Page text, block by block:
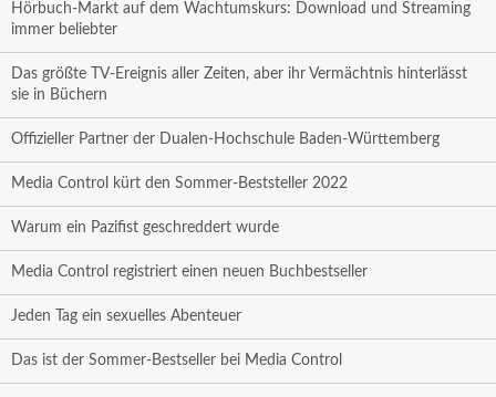
Hörbuch-Markt auf dem Wachtumskurs: Download und Streaming
immer beliebter
Das größte TV-Ereignis aller Zeiten, aber ihr Vermächtnis hinterlässt
sie in Büchern
Offizieller Partner der Dualen-Hochschule Baden-Württemberg
Media Control kürt den Sommer-Beststeller 2022
Warum ein Pazifist geschreddert wurde
Media Control registriert einen neuen Buchbestseller
Jeden Tag ein sexuelles Abenteuer
Das ist der Sommer-Bestseller bei Media Control